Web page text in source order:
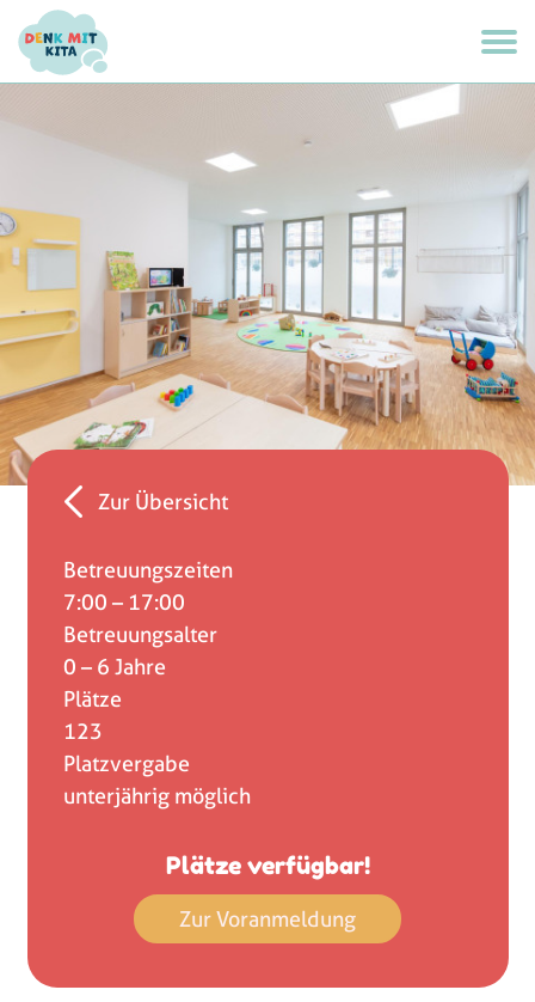
Zur Übersicht
Betreuungszeiten
7:00 – 17:00
Betreuungsalter
0 – 6 Jahre
Plätze
123
Platzvergabe
unterjährig möglich
Plätze verfügbar!
Zur Voranmeldung